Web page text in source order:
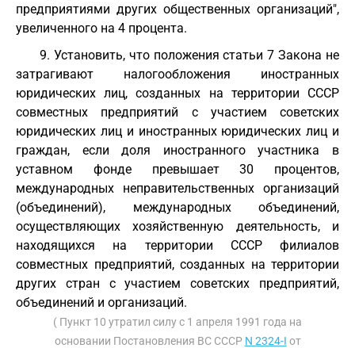
предприятиями других общественных организаций",
увеличенного на 4 процента.
9. Установить, что положения статьи 7 Закона не
затрагивают налогообложения иностранных
юридических лиц, созданных на территории СССР
совместных предприятий с участием советских
юридических лиц и иностранных юридических лиц и
граждан, если доля иностранного участника в
уставном фонде превышает 30 процентов,
международных неправительственных организаций
(объединений), международных объединений,
осуществляющих хозяйственную деятельность, и
находящихся на территории СССР филиалов
совместных предприятий, созданных на территории
других стран с участием советских предприятий,
объединений и организаций.
( Пункт 10 утратил силу с 1 апреля 1991 года на
основании Постановления ВС СССР N 2324-I от